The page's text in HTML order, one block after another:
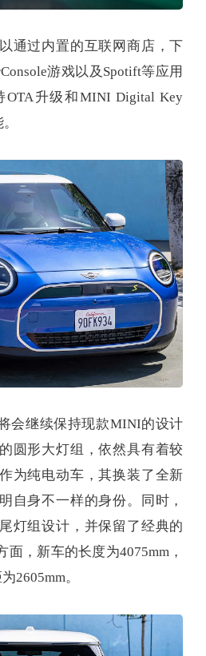
通过内置的互联网商店，下
游戏以及Spotift等应用
升级和MINI Digital Key
会继续保持现款MINI的设计
圆形大灯组，依然具有着较
为纯电动车，其换装了全新
自身不一样的身份。同时，
灯组设计，并保留了经典的
，新车的长度为4075mm，
2605mm。